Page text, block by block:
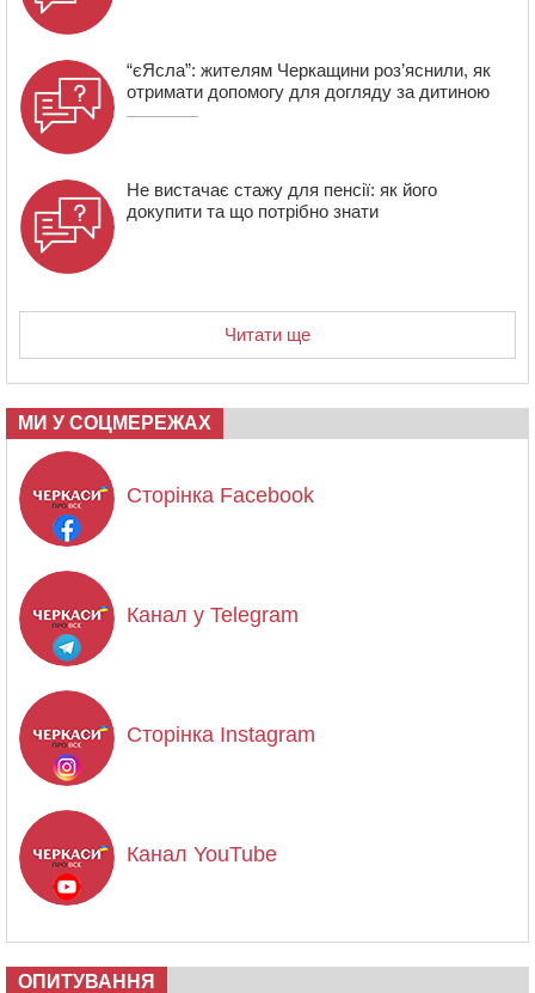
“єЯсла”: жителям Черкащини роз’яснили, як
отримати допомогу для догляду за дитиною
Не вистачає стажу для пенсії: як його
докупити та що потрібно знати
Читати ще
МИ У СОЦМЕРЕЖАХ
Сторінка Facebook
Канал у Telegram
Сторінка Instagram
Канал YouTube
ОПИТУВАННЯ